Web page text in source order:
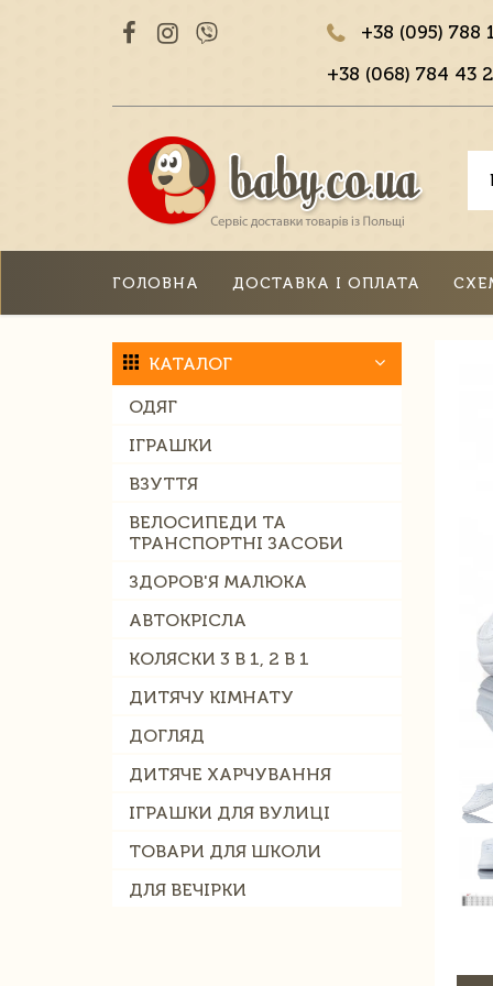
+38 (095) 788
+38 (068) 784 43
ГОЛОВНА ДОСТАВКА І ОПЛАТА
КАТАЛОГ
ОДЯГ
ІГРАШКИ
ВЗУТТЯ
ВЕЛОСИПЕДИ ТА
ТРАНСПОРТНІ ЗАСОБИ
ЗДОРОВ'Я МАЛЮКА
АВТОКРІСЛА
КОЛЯСКИ 3 В 1, 2 В 1
ДИТЯЧУ КІМНАТУ
ДОГЛЯД
ДИТЯЧЕ ХАРЧУВАННЯ
ІГРАШКИ ДЛЯ ВУЛИЦІ
ТОВАРИ ДЛЯ ШКОЛИ
ДЛЯ ВЕЧІРКИ